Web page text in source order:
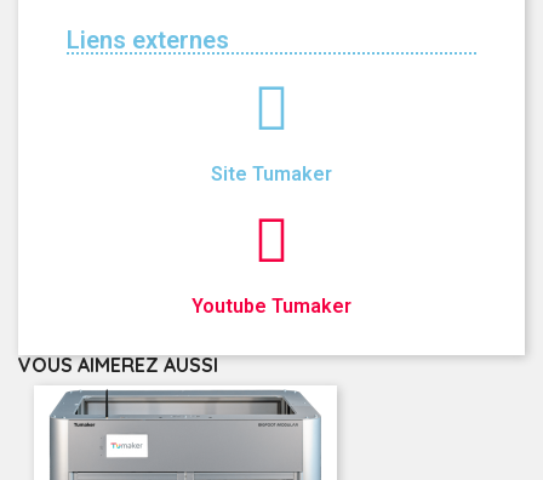
Liens externes
Site Tumaker
Youtube Tumaker
VOUS AIMEREZ AUSSI